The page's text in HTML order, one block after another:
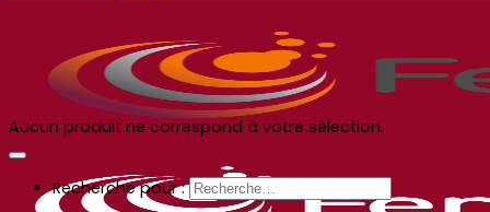
Aucun produit ne correspond à votre sélection.
Recherche pour :